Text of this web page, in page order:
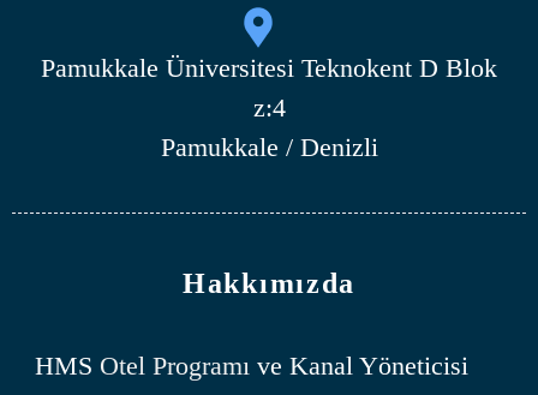
Pamukkale Üniversitesi Teknokent D Blok
z:4
Pamukkale / Denizli
Hakkımızda
HMS Otel Programıve Kanal Yöneticisi